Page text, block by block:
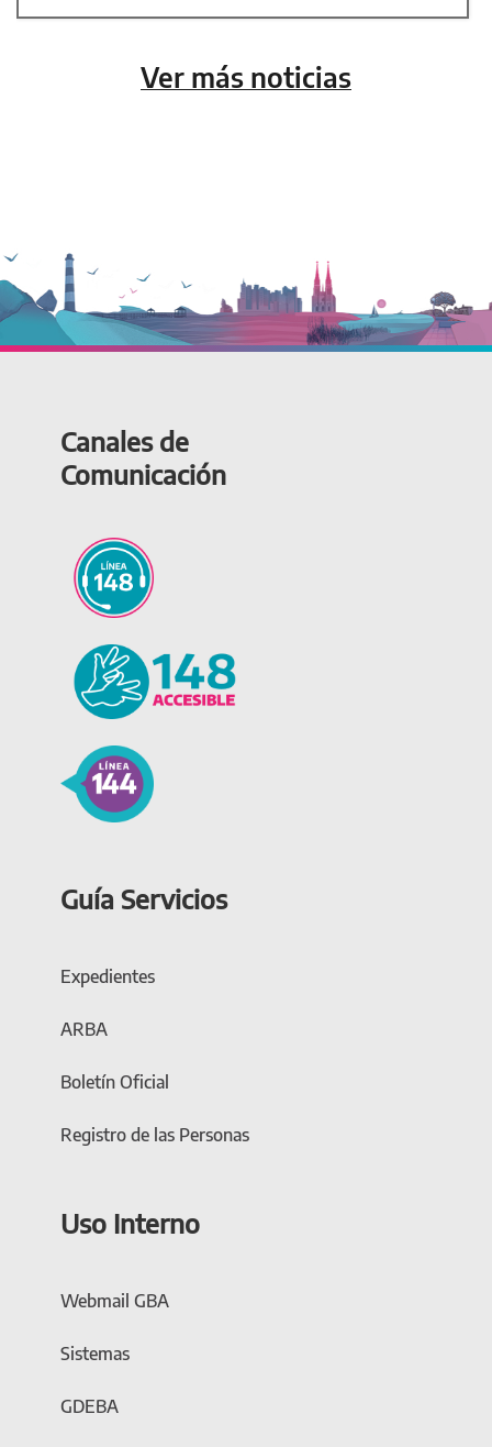
Ver más noticias
Canales de
Comunicación
Guía Servicios
Expedientes
ARBA
Boletín Oficial
Registro de las Personas
Uso Interno
Webmail GBA
Sistemas
GDEBA